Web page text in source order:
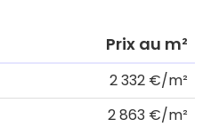
Prix au m²
2 332 €/m²
2 863 €/m²